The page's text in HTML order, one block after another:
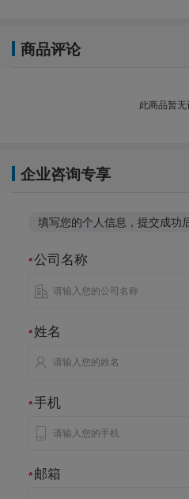
商品评论
此商品暂无
企业咨询专享
填写您的个人信息，提交成功
*公司名称
*姓名
*手机
* 邮箱